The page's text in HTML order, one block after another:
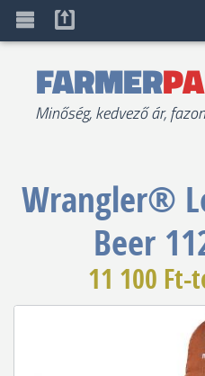
FARMER
Minőség, kedvező ár,
Wrangler®
Beer
11 100 Ft-